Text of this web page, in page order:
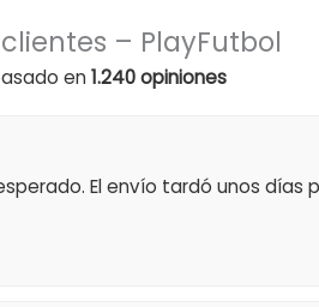
– PlayFutbol
en 1.240 opiniones
El envío tardó unos días